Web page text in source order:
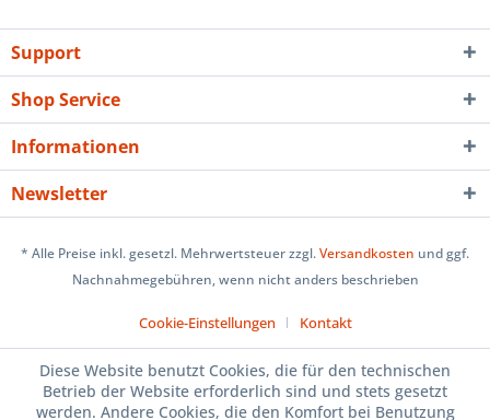
Support
Shop Service
Informationen
Newsletter
* Alle Preise inkl. gesetzl. Mehrwertsteuer zzgl.Versandkosten und ggf.
Nachnahmegebühren, wenn nicht anders beschrieben
Cookie-Einstellungen Kontakt
Diese Website benutzt Cookies, die für den technischen
Betrieb der Website erforderlich sind und stets gesetzt
werden. Andere Cookies, die den Komfort bei Benutzung